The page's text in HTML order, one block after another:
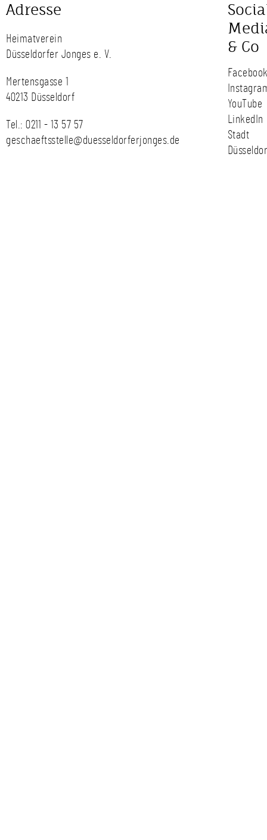
Adresse
Heimatverein
Düsseldorfer Jonges e. V.
Mertensgasse 1
40213 Düsseldorf
Tel.: 0211 - 13 57 57
geschaeftsstelle@duesseldorferjonges.de
& Co
YouTube
LinkedIn
Stadt